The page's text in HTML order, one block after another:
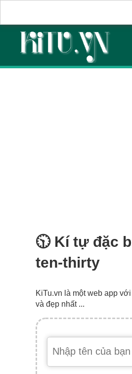
🕥 Kí tự đặc
ten-thirty
KiTu.vn là một web app
và đẹp nhất ...